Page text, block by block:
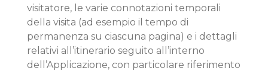
visitatore, le varie connotazioni temporali
della visita (ad esempio il tempo di
permanenza su ciascuna pagina) e i dettagli
relativi all’itinerario seguito all’interno
dell’Applicazione, con particolare riferimento